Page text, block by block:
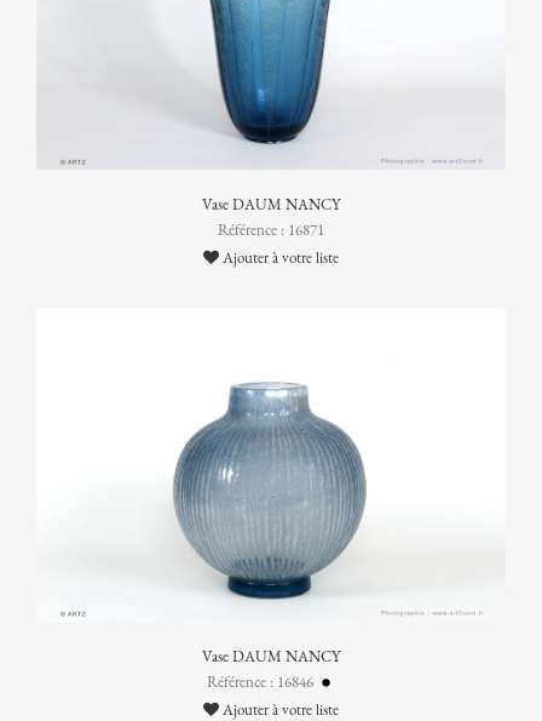
Vase DAUM NANCY
Référence : 16871
Ajouter à votre liste
Vase DAUM NANCY
Référence : 16846
Ajouter à votre liste